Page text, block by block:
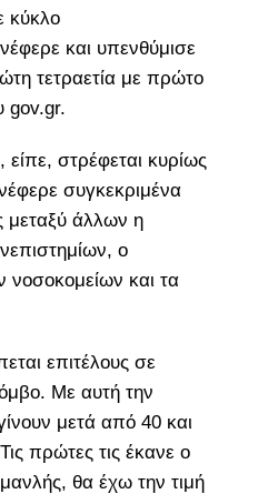
κύκλο
και υπενθύμισε
τετραετία με πρώτο
gov.gr.
είπε, στρέφεται κυρίως
συγκεκριμένα
μεταξύ άλλων η
ο
νοσοκομείων και τα
επιτέλους σε
Με αυτή την
μετά από 40 και
πρώτες τις έκανε ο
θα έχω την τιμή